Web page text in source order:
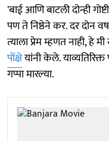
'बाई आणि बाटली दोन्ही
पण ते निष्ठेने कर. दर दोन
त्याला प्रेम म्हणत नाही, हे
पोंक्षेयांनी केले. याव्यतिरिक्त
गप्पा मारल्या.